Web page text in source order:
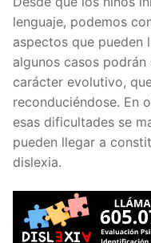
lenguaje, podemos
aspectos que pueden
algunos casos
carácter evolutivo,
reconduciéndose. En
esas dificultades se
pueden llegar a
dislexia.